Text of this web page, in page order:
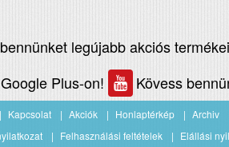
legújabb akciós
Plus-on!
Kövess
Kapcsolat Akciók Honlaptérkép
Archiv
Felhasználási feltételek Elállási